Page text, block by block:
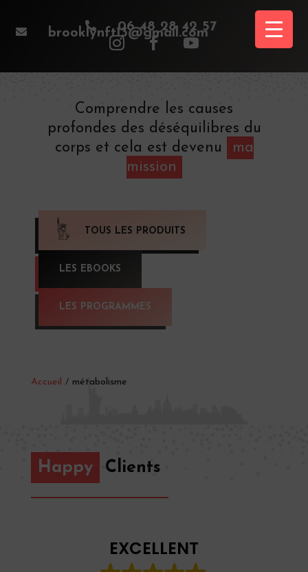
 06 48 28 42 57
 brooklynft13@gmail.com
Comprendre les causes
profondes des déséquilibres du
corps et cela est devenu
ma
mission
TOUS LES PRODUITS
LES EBOOKS
LES PROGRAMMES
Accueil / métabolisme
Happy Clients
EXCELLENT